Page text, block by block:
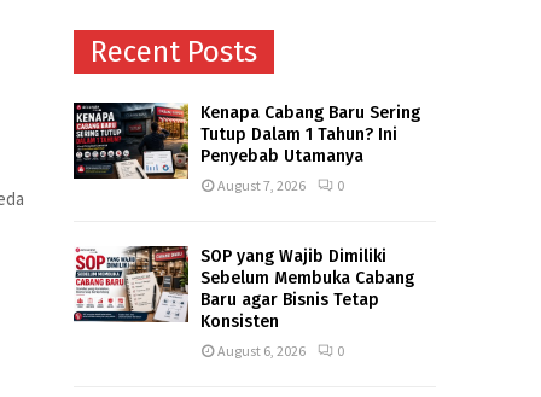
Recent Posts
Kenapa Cabang Baru Sering
Tutup Dalam 1 Tahun? Ini
Penyebab Utamanya
August 7, 2026 0
SOP yang Wajib Dimiliki
Sebelum Membuka Cabang
Baru agar Bisnis Tetap
Konsisten
August 6, 2026 0